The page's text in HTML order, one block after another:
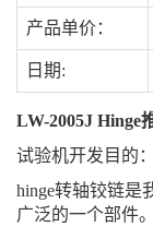
产品单价：
日期:
LW-2005J Hinge
试验机开发目的：
hinge转轴铰链是
广泛的一个部件